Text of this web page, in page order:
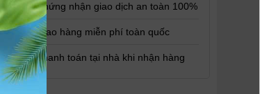
Chứng nhận giao dịch an toàn 100%
Giao hàng miễn phí toàn quốc
Thanh toán tại nhà khi nhận hàng